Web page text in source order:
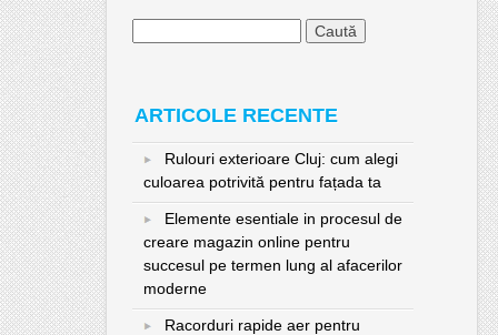
ARTICOLE RECENTE
Rulouri exterioare Cluj: cum alegi
culoarea potrivită pentru fațada ta
Elemente esentiale in procesul de
creare magazin online pentru
succesul pe termen lung al afacerilor
moderne
Racorduri rapide aer pentru